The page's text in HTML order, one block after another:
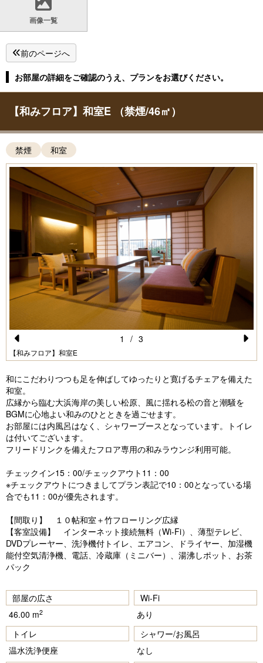
画像一覧
前のページへ
お部屋の詳細をご確認のうえ、プランをお選びください。
【和みフロア】和室E （禁煙/46㎡）
禁煙 和室
Pr
vi
o
u
s
【和みフロア】和室E
xt
1 / 3
和にこだわりつつも足を伸ばしてゆったりと寛げるチェアを備えた
和室。
広縁から臨む大浜海岸の美しい松原、風に揺れる松の音と潮騒を
BGMに心地よい和みのひとときを過ごせます。
お部屋には内風呂はなく、シャワーブースとなっています。トイレ
は付いてございます。
フリードリンクを備えたフロア専用の和みラウンジ利用可能。
チェックイン15：00/チェックアウト11：00
※チェックアウトにつきましてプラン表記で10：00となっている場
合でも11：00が優先されます。
【間取り】 １０帖和室＋竹フローリング広縁
【客室設備】 インターネット接続無料（Wi-Fi）、薄型テレビ、
DVDプレーヤー、洗浄機付トイレ、エアコン、ドライヤー、加湿機
能付空気清浄機、電話、冷蔵庫（ミニバー）、湯沸しポット、お茶
パック
部屋の広さ
46.00 m2
Wi-Fi
あり
トイレ
温水洗浄便座
シャワー/お風呂
なし